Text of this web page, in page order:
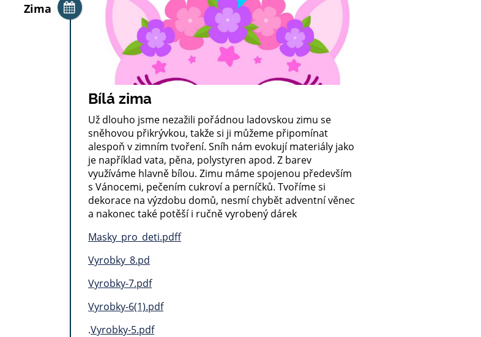
Zima
Bílá zima
Už dlouho jsme nezažili pořádnou ladovskou zimu se
sněhovou přikrývkou, takže si ji můžeme připomínat
alespoň v zimním tvoření. Sníh nám evokují materiály jako
je například vata, pěna, polystyren apod. Z barev
využíváme hlavně bílou. Zimu máme spojenou především
s Vánocemi, pečením cukroví a perníčků. Tvoříme si
dekorace na výzdobu domů, nesmí chybět adventní věnec
a nakonec také potěší i ručně vyrobený dárek
Masky_pro_deti.pdff
Vyrobky_8.pd
Vyrobky-7.pdf
Vyrobky-6(1).pdf
.Vyrobky-5.pdf